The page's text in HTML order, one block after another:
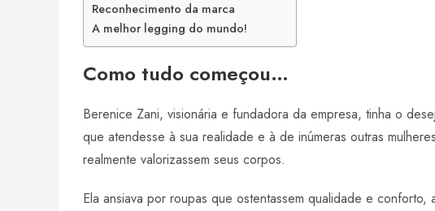
Reconhecimento da marca
A melhor legging do mundo!
Como tudo começou…
Berenice Zani, visionária e fundadora da empresa, tinha o
que atendesse à sua realidade e à de inúmeras outras
realmente valorizassem seus corpos.
Ela ansiava por roupas que ostentassem qualidade e conforto,